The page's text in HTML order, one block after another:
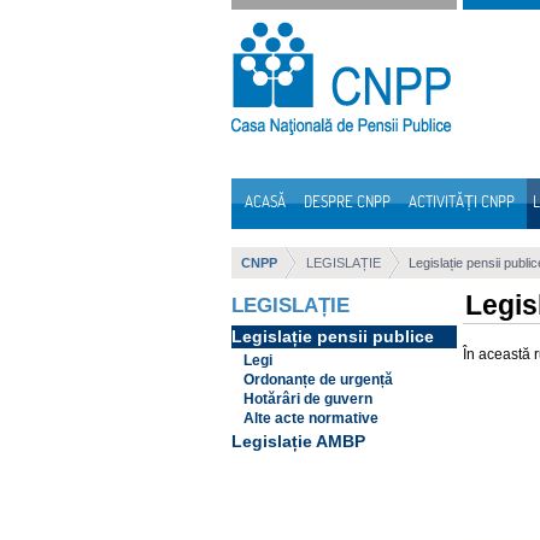
Sari la continut
ACASĂ DESPRE CNPP ACTIVITĂȚI CNPP
CNPP LEGISLAȚIE Legislație pensii
LEGISLAȚIE
Legislație pensii publice
Legi
Ordonanțe de urgență
Hotărâri de guvern
Alte acte normative
Legislație AMBP
În această